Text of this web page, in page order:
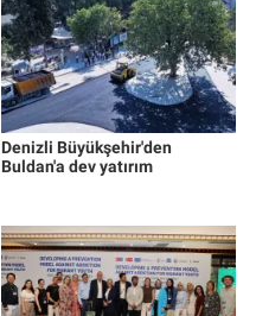
Denizli Büyükşehir'den
Buldan'a dev yatırım